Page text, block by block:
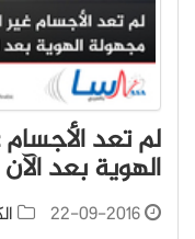
لم تعد
الهوية بعد الآن
22-09-2016